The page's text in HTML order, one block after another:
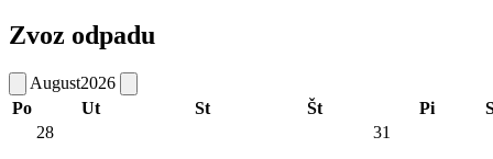
Zvoz odpadu
August2026
Po
Ut St Št Pi
28
31